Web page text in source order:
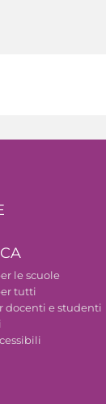
le scuole
tutti
docenti e studenti